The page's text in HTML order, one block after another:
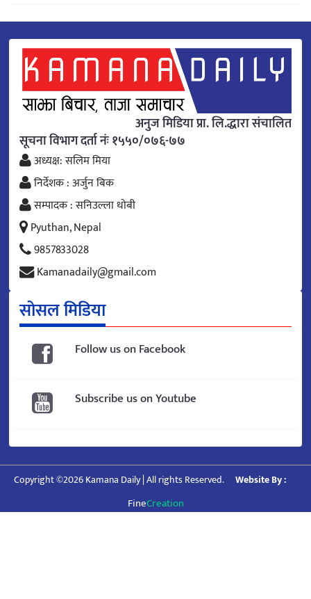
अनुज मिडिया प्रा. लि.द्धारा संचालित
सूचना विभाग दर्ता नंः १५५०/०७६-७७
अध्यक्ष: सलिम मिया
निर्देशक : अर्जुन बिक
सम्पादक : सनिउल्ला धोबी
Pyuthan, Nepal
9857833028
Kamanadaily@gmail.com
सोसल मिडिया
Follow us on Facebook
Subscribe us on Youtube
Copyright ©2026 Kamana Daily | All rights Reserved. Website By :
FineCreation